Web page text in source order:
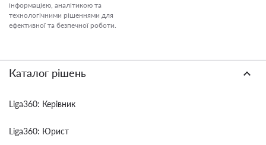
інформацією, аналітикою та
технологічними рішеннями для
ефективної та безпечної роботи.
Каталог рішень
Liga360: Керівник
Liga360: Юрист